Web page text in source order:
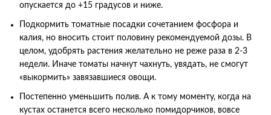
опускается до +15 градусов и ниже.
Подкормить томатные посадки сочетанием фосфора и
калия, но вносить стоит половину рекомендуемой дозы. В
целом, удобрять растения желательно не реже раза в 2-3
недели. Иначе томаты начнут чахнуть, увядать, не смогут
«выкормить» завязавшиеся овощи.
Постепенно уменьшить полив. А к тому моменту, когда на
кустах останется всего несколько помидорчиков, вовсе